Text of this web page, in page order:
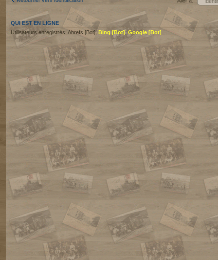
QUI EST EN LIGNE
Utilisateurs enregistrés: Ahrefs [Bot],Bing [Bot], Google [Bot]